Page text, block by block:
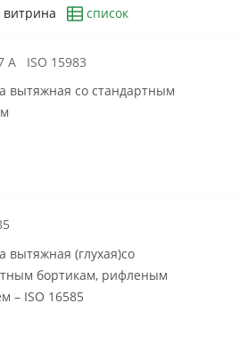
витрина список
A ISO 15983
вытяжная со стандартным
вытяжная (глухая)со
бортикам, рифленым
– ISO 16585